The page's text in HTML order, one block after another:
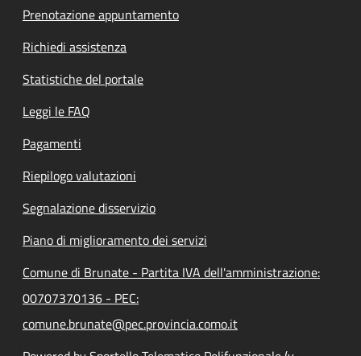
Prenotazione appuntamento
Richiedi assistenza
Statistiche del portale
Leggi le FAQ
Pagamenti
Riepilogo valutazioni
Segnalazione disservizio
Piano di miglioramento dei servizi
Comune di Brunate - Partita IVA dell'amministrazione:
00707370136 - PEC:
comune.brunate@pec.provincia.como.it